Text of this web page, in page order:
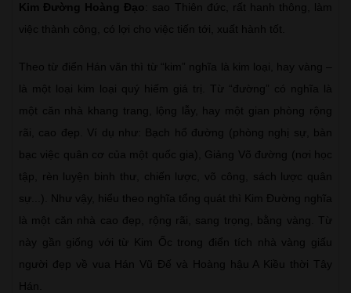
Kim Đường Hoàng Đạo : sao Thiên đức, rất hanh thông, làm
việc thành công, có lợi cho việc tiến tới, xuất hành tốt.
Theo từ điển Hán văn thì từ “kim” nghĩa là kim loại, hay vàng –
là một loại kim loại quý hiếm giá trị. Từ “đường” có nghĩa là
một căn nhà khang trang, lộng lẫy, hay một gian phòng rộng
rãi, cao đẹp. Ví dụ như: Bạch hổ đường (phòng nghị sự, bàn
bạc việc quân cơ của một quốc gia), Giảng Võ đường (nơi học
tập, rèn luyện binh thư, chiến lược, võ công, sách lược quân
sự...). Như vậy, hiểu theo nghĩa tổng quát thì Kim Đường nghĩa
là một căn nhà cao đẹp, rộng rãi, sang trọng, bằng vàng. Từ
này gần giống với từ Kim Ốc trong điển tích nhà vàng giấu
người đẹp về vua Hán Vũ Đế và Hoàng hậu A Kiều thời Tây
Hán.